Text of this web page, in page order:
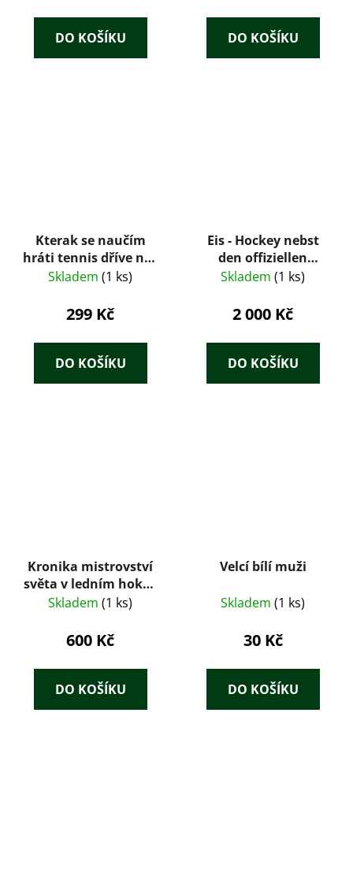
DO KOŠÍKU DO KOŠÍKU
Kterak se naučím
hráti tennis dříve než
druzí
Skladem (1 ks)
299 Kč
DO KOŠÍKU
Eis - Hockey nebst
den offiziellen
Eishockeyregeln
Skladem (1 ks)
2 000 Kč
DO KOŠÍKU
Kronika mistrovství
světa v ledním hokeji
1920-2005
Skladem (1 ks)
600 Kč
DO KOŠÍKU
Velcí bílí muži
Skladem (1 ks)
30 Kč
DO KOŠÍKU